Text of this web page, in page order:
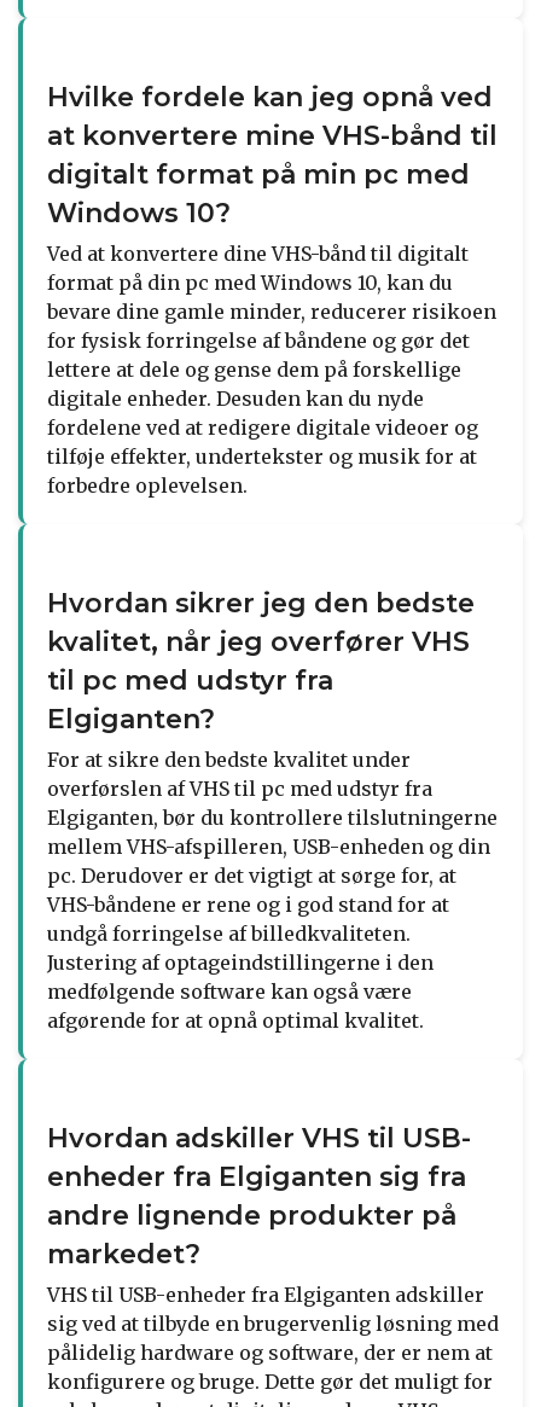
Hvilke fordele kan jeg opnå ved
at konvertere mine VHS-bånd til
digitalt format på min pc med
Windows 10?
Ved at konvertere dine VHS-bånd til digitalt
format på din pc med Windows 10, kan du
bevare dine gamle minder, reducerer risikoen
for fysisk forringelse af båndene og gør det
lettere at dele og gense dem på forskellige
digitale enheder. Desuden kan du nyde
fordelene ved at redigere digitale videoer og
tilføje effekter, undertekster og musik for at
forbedre oplevelsen.
Hvordan sikrer jeg den bedste
kvalitet, når jeg overfører VHS
til pc med udstyr fra
Elgiganten?
For at sikre den bedste kvalitet under
overførslen af VHS til pc med udstyr fra
Elgiganten, bør du kontrollere tilslutningerne
mellem VHS-afspilleren, USB-enheden og din
pc. Derudover er det vigtigt at sørge for, at
VHS-båndene er rene og i god stand for at
undgå forringelse af billedkvaliteten.
Justering af optageindstillingerne i den
medfølgende software kan også være
afgørende for at opnå optimal kvalitet.
Hvordan adskiller VHS til USB-
enheder fra Elgiganten sig fra
andre lignende produkter på
markedet?
VHS til USB-enheder fra Elgiganten adskiller
sig ved at tilbyde en brugervenlig løsning med
pålidelig hardware og software, der er nem at
konfigurere og bruge. Dette gør det muligt for